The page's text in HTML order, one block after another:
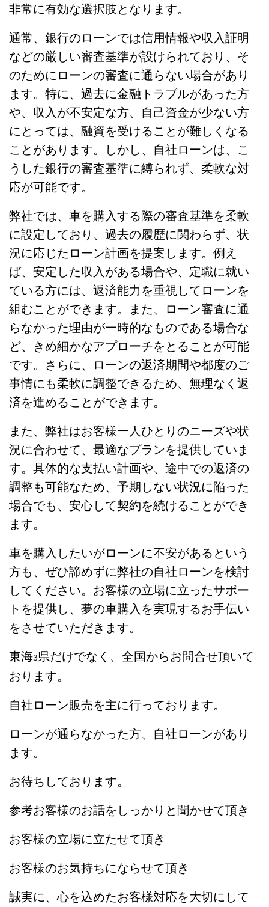
非常に有効な選択肢となります。
通常、銀行のローンでは信用情報や収入証明
などの厳しい審査基準が設けられており、そ
のためにローンの審査に通らない場合があり
ます。特に、過去に金融トラブルがあった方
や、収入が不安定な方、自己資金が少ない方
にとっては、融資を受けることが難しくなる
ことがあります。しかし、自社ローンは、こ
うした銀行の審査基準に縛られず、柔軟な対
応が可能です。
弊社では、車を購入する際の審査基準を柔軟
に設定しており、過去の履歴に関わらず、状
況に応じたローン計画を提案します。例え
ば、安定した収入がある場合や、定職に就い
ている方には、返済能力を重視してローンを
組むことができます。また、ローン審査に通
らなかった理由が一時的なものである場合な
ど、きめ細かなアプローチをとることが可能
です。さらに、ローンの返済期間や都度のご
事情にも柔軟に調整できるため、無理なく返
済を進めることができます。
また、弊社はお客様一人ひとりのニーズや状
況に合わせて、最適なプランを提供していま
す。具体的な支払い計画や、途中での返済の
調整も可能なため、予期しない状況に陥った
場合でも、安心して契約を続けることができ
ます。
車を購入したいがローンに不安があるという
方も、ぜひ諦めずに弊社の自社ローンを検討
してください。お客様の立場に立ったサポー
トを提供し、夢の車購入を実現するお手伝い
をさせていただきます。
東海3県だけでなく、全国からお問合せ頂いて
おります。
自社ローン販売を主に行っております。
ローンが通らなかった方、自社ローンがあり
ます。
お待ちしております。
参考お客様のお話をしっかりと聞かせて頂き
お客様の立場に立たせて頂き
お客様のお気持ちにならせて頂き
誠実に、心を込めたお客様対応を大切にして